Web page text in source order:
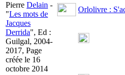
Pierre Delain -
"Les mots de
Jacques
Derrida", Ed :
Guilgal, 2004-
2017, Page
créée le 16
octobre 2014
Orlolivre :